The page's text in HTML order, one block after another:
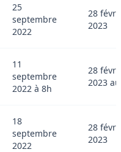
25
septembre
2022
28
2023
11
septembre
2022 à 8h
28
2023
18
septembre
2022
28
2023